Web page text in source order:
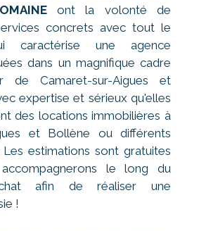
ont la volonté de
concrets avec tout le
caractérise une agence
dans un magnifique cadre
Camaret-sur-Aigues et
expertise et sérieux qu'elles
des locations immobilières à
et Bollène ou différents
Les estimations sont gratuites
le long du
afin de réaliser une
!